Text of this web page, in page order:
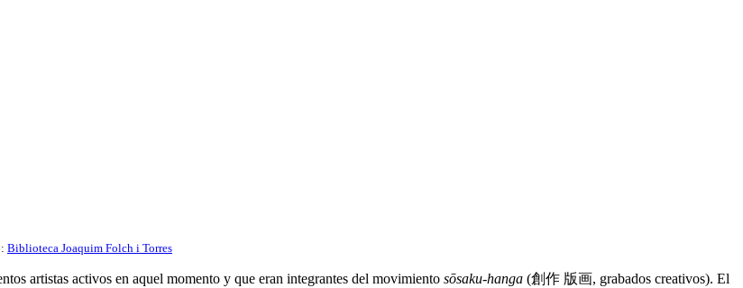
Biblioteca Joaquim Folch i Torres
artistas activos en aquel momento y que eran integrantes del movimiento sōsaku-hanga (創作 版画, grabados creativos). El